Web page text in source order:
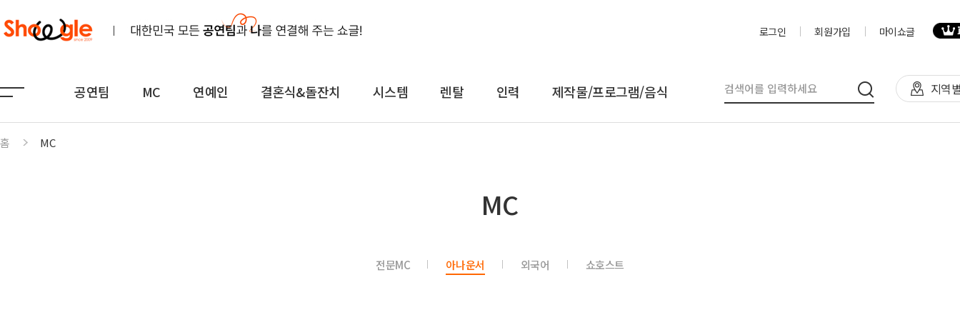
로그인 회원가입 마이쇼글
공연팀 MC 연예인 결혼식&돌잔치 시스템 렌탈 인력 제작물/프로그램/음식 지역
음향
홈 MC
MC
전문MC 아나운서 외국어 쇼호스트